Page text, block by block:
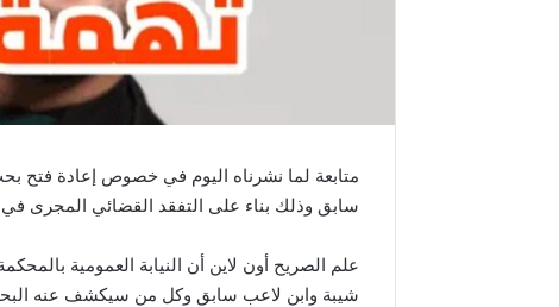
متابعة لما نشرناه اليوم في خصوص إعادة فتح
سابق وذلك بناء على التفقد القضائي المجرى
علم الصريح أون لاين أن النيابة العمومية
شيبة وابن لاعب سابق وكل من سيكشف عنه البحث